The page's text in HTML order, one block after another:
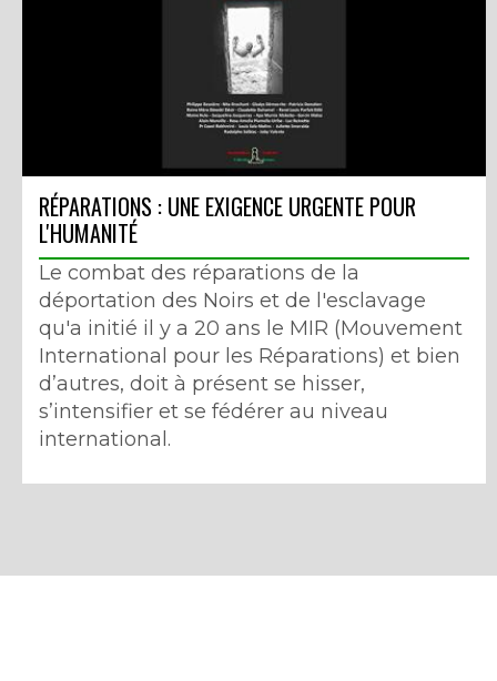
RÉPARATIONS : UNE EXIGENCE URGENTE POUR
L'HUMANITÉ
Le combat des réparations de la
déportation des Noirs et de l'esclavage
qu'a initié il y a 20 ans le MIR (Mouvement
International pour les Réparations) et bien
d’autres, doit à présent se hisser,
s’intensifier et se fédérer au niveau
international.